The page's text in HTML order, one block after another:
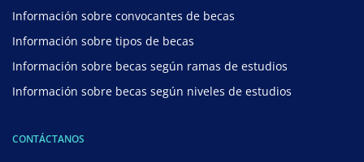
Información sobre convocantes de becas
Información sobre tipos de becas
Información sobre becas según ramas de estudios
Información sobre becas según niveles de estudios
CONTÁCTANOS